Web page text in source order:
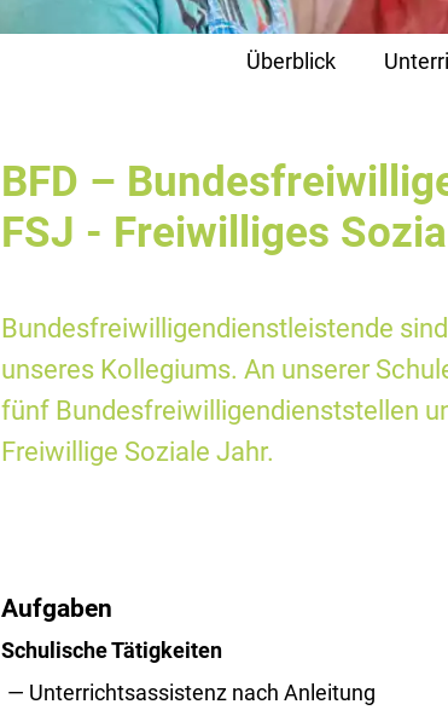
Überblick
BFD –
FSJ - Freiwilliges
Bundesfreiwilligendienstleistende
unseres Kollegiums. An unserer
fünf Bundesfreiwilligendienststellen
Freiwillige Soziale Jahr.
​Aufgaben
Schulische Tätigkeiten
Unterrichtsassistenz nach Anleitung